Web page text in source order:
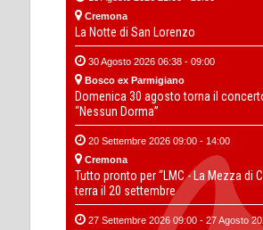
Cremona
La Notte di San Lorenzo
30 Agosto 2026 06:38 - 09:00
Bosco ex Parmigiano
Domenica 30 agosto torna il
“Nessun Dorma”
20 Settembre 2026 09:00 - 14:00
Cremona
Tutto pronto per “LMC - La Mezza di
terra il 20 settembre
27 Settembre 2026 09:00 - 27 Agosto